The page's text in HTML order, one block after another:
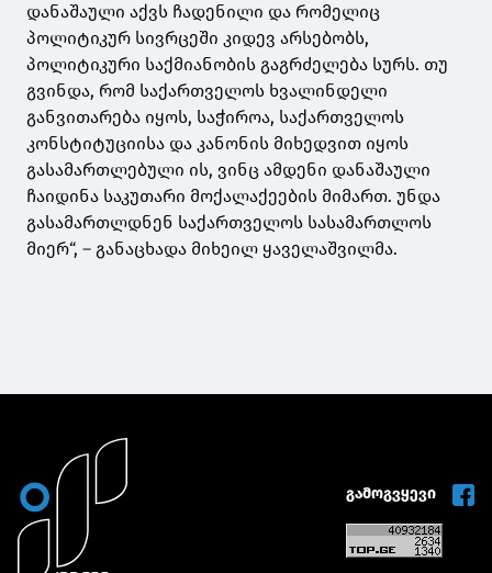
დანაშაული აქვს ჩადენილი და რომელიც
პოლიტიკურ სივრცეში კიდევ არსებობს,
პოლიტიკური საქმიანობის გაგრძელება სურს. თუ
გვინდა, რომ საქართველოს ხვალინდელი
განვითარება იყოს, საჭიროა, საქართველოს
კონსტიტუციისა და კანონის მიხედვით იყოს
გასამართლებული ის, ვინც ამდენი დანაშაული
ჩაიდინა საკუთარი მოქალაქეების მიმართ. უნდა
გასამართლდნენ საქართველოს სასამართლოს
მიერ“, – განაცხადა მიხეილ ყაველაშვილმა.
გამოგვყევი